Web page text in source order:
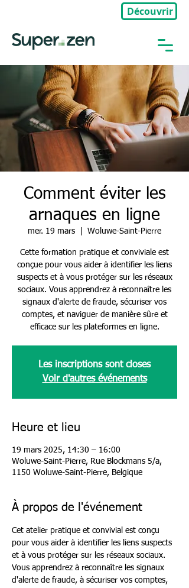
Découvrir
Comment éviter les
arnaques en ligne
mer. 19 mars Woluwe-Saint-Pierre
Cette formation pratique et conviviale est
conçue pour vous aider à identifier les liens
suspects et à vous protéger sur les réseaux
sociaux. Vous apprendrez à reconnaître les
signaux d'alerte de fraude, sécuriser vos
comptes, et naviguer de manière sûre et
efficace sur les plateformes en ligne.
Les inscriptions sont closes
Voir d'autres événements
Heure et lieu
19 mars 2025, 14:30 – 16:00
Woluwe-Saint-Pierre, Rue Blockmans 5/a,
1150 Woluwe-Saint-Pierre, Belgique
À propos de l'événement
Cet atelier pratique et convivial est conçu
pour vous aider à identifier les liens suspects
et à vous protéger sur les réseaux sociaux.
Vous apprendrez à reconnaître les signaux
d'alerte de fraude, à sécuriser vos comptes,